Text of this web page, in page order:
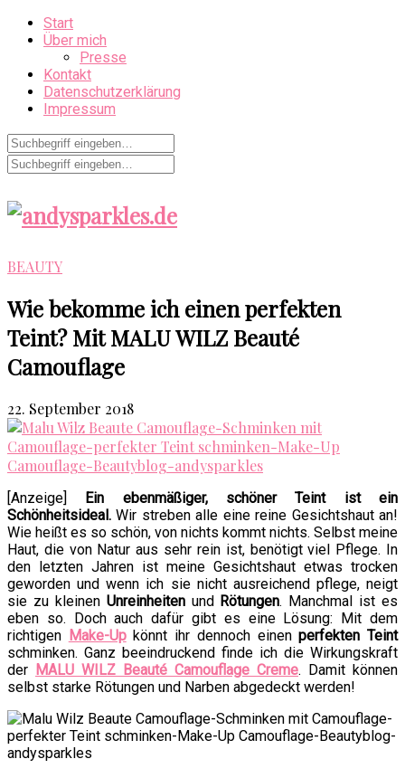
Start
Über mich
Presse
Kontakt
Datenschutzerklärung
Impressum
BEAUTY
Wie bekomme ich einen perfekten
Teint? Mit MALU WILZ Beauté
Camouflage
22. September 2018
[Anzeige] Ein ebenmäßiger, schöner Teint ist ein
Schönheitsideal. Wir streben alle eine reine Gesichtshaut an!
Wie heißt es so schön, von nichts kommt nichts. Selbst meine
Haut, die von Natur aus sehr rein ist, benötigt viel Pflege. In
den letzten Jahren ist meine Gesichtshaut etwas trocken
geworden und wenn ich sie nicht ausreichend pflege, neigt
sie zu kleinen Unreinheitenund Rötungen. Manchmal ist es
eben so. Doch auch dafür gibt es eine Lösung: Mit dem
richtigen Make-Upkönnt ihr dennoch einenperfekten Teint
schminken. Ganz beeindruckend finde ich die Wirkungskraft
der MALU WILZ Beauté Camouflage Creme. Damit können
selbst starke Rötungen und Narben abgedeckt werden!